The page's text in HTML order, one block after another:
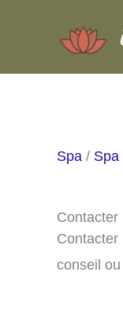
Spa / Spa
Contacter
Contacter
conseil